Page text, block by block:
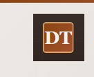
Перейти